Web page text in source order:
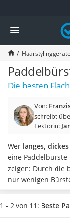
Die beliebtesten
Drogerie
Inhalator
Haarschneider
Rollator
Braun Rasierer
Katzenklappe (Chip)
Masturbator
Massagepistole
Reisehaartrockner
Eiweißpulver
Magnesiumpräparat
Katzenklappe
Nackenmassagegerät
Zeckenschutz Katze
Haarstylinggeräte
Die besten
Von:
schreibt
Lektorin:
Wer langes,
eine Paddelbürste
zeigen: Durch die
nur wenigen
sanft durchs Haar
für ein glattes und
1 - 2 von 11: Beste